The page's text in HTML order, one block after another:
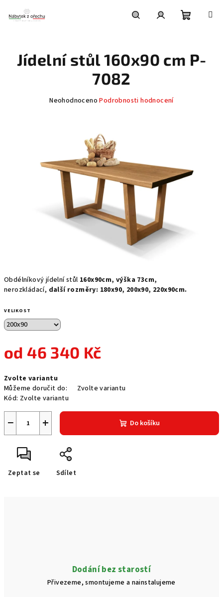
obsah
košík
Obdélníkový jídelní stůl 160x90cm, výška 73cm,
nerozkládací, další rozměry: 180x90, 200x90, 220x90cm.
VELIKOST
od46 340 Kč
cena:
Zvolte variantu
Můžeme doručit do:
Zvolte variantu
Kód: Zvolte variantu
+
− Do košíku
Zeptat se Sdílet
Jídelní stůl 160x90 cm P-
7082
Průměrné
5
hvězdiček.
Neohodnoceno Podrobnosti hodnocení
Dodání bez starostí
Přivezeme, smontujeme a nainstalujeme